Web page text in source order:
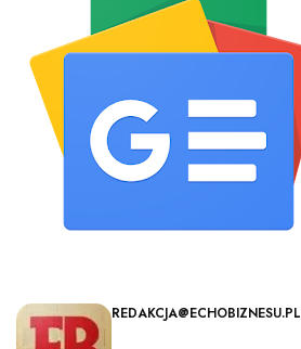
REDAKCJA@ECHOBIZNESU.PL